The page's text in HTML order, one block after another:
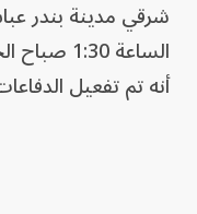
شرقي ⁠مدينة بندر
الساعة
أنه تم ​تفعيل